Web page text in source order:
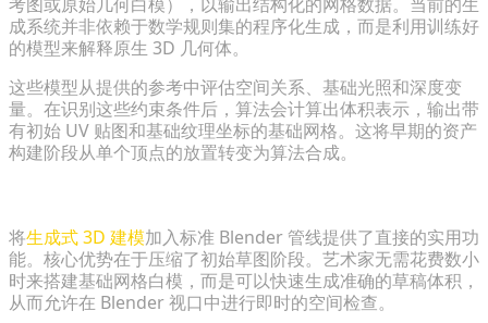
成系统并非依赖于数学规则集的程序化生成，而是利用训练好
的模型来解释原生 3D 几何体。
这些模型从提供的参考中评估空间关系、基础光照和深度变
量。在识别这些约束条件后，算法会计算出体积表示，输出带
有初始 UV 贴图和基础纹理坐标的基础网格。这将早期的资产
构建阶段从单个顶点的放置转变为算法合成。
将生成式 3D 建模加入标准 Blender 管线提供了直接的实用功
能。核心优势在于压缩了初始草图阶段。艺术家无需花费数小
时来搭建基础网格白模，而是可以快速生成准确的草稿体积，
从而允许在 Blender 视口中进行即时的空间检查。